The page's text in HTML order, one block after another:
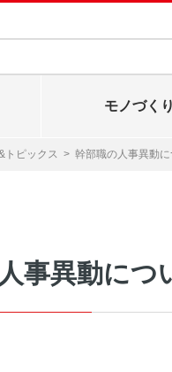
モノづく
トピックス > 幹部職の人事異動に
事異動につ